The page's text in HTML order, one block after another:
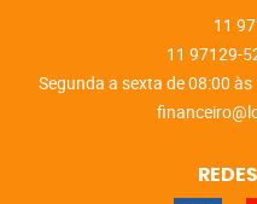
11
11 97129-
Segunda a sexta de 08:00